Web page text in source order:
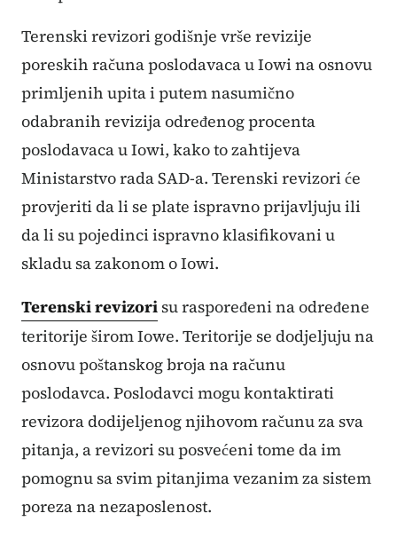
Terenski revizori godišnje vrše revizije
poreskih računa poslodavaca u Iowi na osnovu
primljenih upita i putem nasumično
odabranih revizija određenog procenta
poslodavaca u Iowi, kako to zahtijeva
Ministarstvo rada SAD-a. Terenski revizori će
provjeriti da li se plate ispravno prijavljuju ili
da li su pojedinci ispravno klasifikovani u
skladu sa zakonom o Iowi.
Terenski revizori su raspoređeni na određene
teritorije širom Iowe. Teritorije se dodjeljuju na
osnovu poštanskog broja na računu
poslodavca. Poslodavci mogu kontaktirati
revizora dodijeljenog njihovom računu za sva
pitanja, a revizori su posvećeni tome da im
pomognu sa svim pitanjima vezanim za sistem
poreza na nezaposlenost.